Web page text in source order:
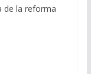
de la reforma